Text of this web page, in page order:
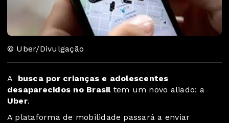
© Uber/Divulgação
A busca por crianças e adolescentes
desaparecidos no Brasil tem um novo aliado: a
Uber.
A plataforma de mobilidade passará a enviar